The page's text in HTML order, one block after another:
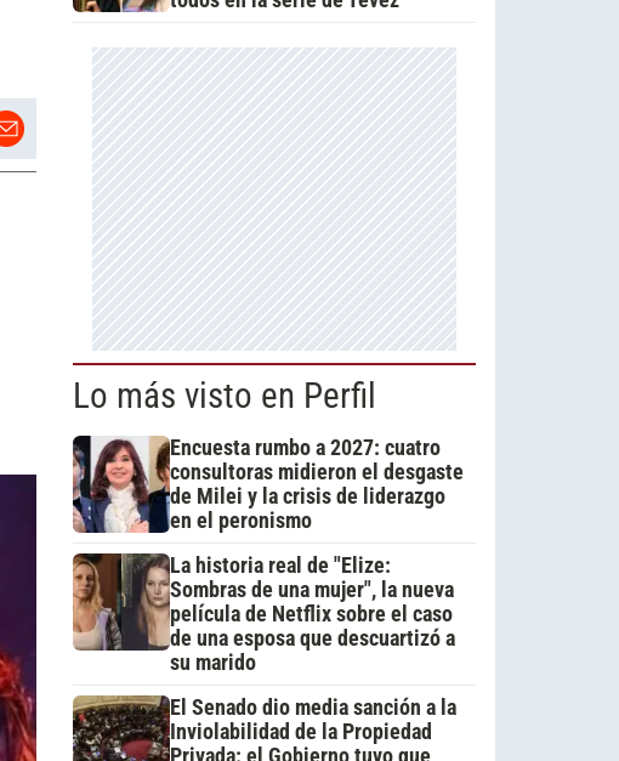
Lo más visto en Perfil
Encuesta rumbo a 2027: cuatro
consultoras midieron el desgaste
de Milei y la crisis de liderazgo
en el peronismo
La historia real de "Elize:
Sombras de una mujer", la nueva
película de Netflix sobre el caso
de una esposa que descuartizó a
su marido
El Senado dio media sanción a la
Inviolabilidad de la Propiedad
Privada: el Gobierno tuvo que